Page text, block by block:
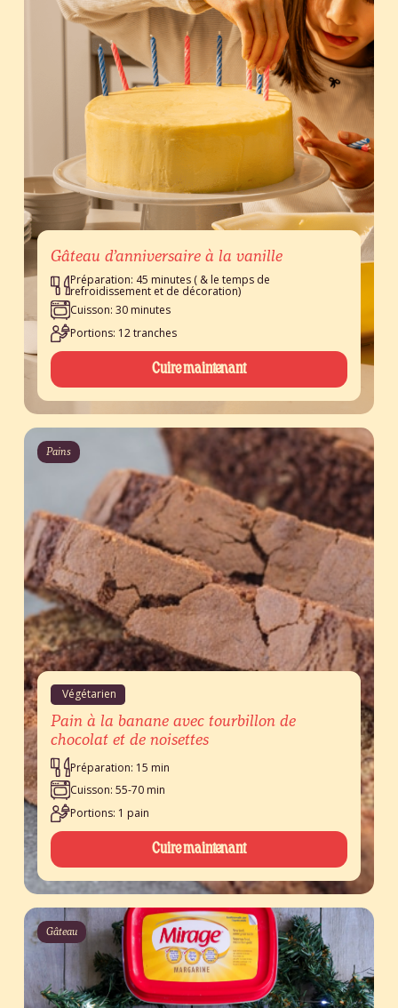
Gâteau d’anniversaire à la vanille
Préparation: 45 minutes ( & le temps de
refroidissement et de décoration)
Cuisson: 30 minutes
Portions: 12 tranches
Cuire maintenant
Pains
Végétarien
Pain à la banane avec tourbillon de
chocolat et de noisettes
Préparation: 15 min
Cuisson: 55-70 min
Portions: 1 pain
Cuire maintenant
Gâteau